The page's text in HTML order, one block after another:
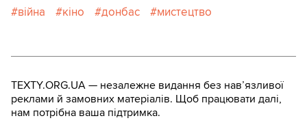
війна кіно донбас мистецтво
TEXTY.ORG.UA — незалежне видання без навʼязливої
реклами й замовних матеріалів. Щоб працювати далі,
нам потрібна ваша підтримка.